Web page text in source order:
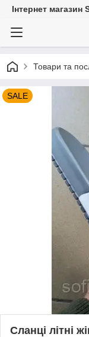
Інтернет
Товари та
SALE
Сланці літні